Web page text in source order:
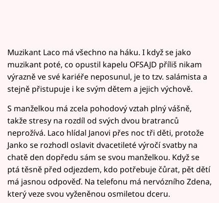
Sledujte nás
Muzikant Laco má všechno na háku. I když se jako
muzikant poté, co opustil kapelu OFSAJD příliš nikam
výrazně ve své kariéře neposunul, je to tzv. salámista a
stejně přistupuje i ke svým dětem a jejich výchově.
S manželkou má zcela pohodový vztah plný vášně,
takže stresy na rozdíl od svých dvou bratranců
neprožívá. Laco hlídal Janovi přes noc tři děti, protože
Janko se rozhodl oslavit dvacetileté výročí svatby na
chatě den dopředu sám se svou manželkou. Když se
ptá těsně před odjezdem, kdo potřebuje čůrat, pět dětí
má jasnou odpověď. Na telefonu má nervózního Zdena,
který veze svou vyženěnou osmiletou dceru.